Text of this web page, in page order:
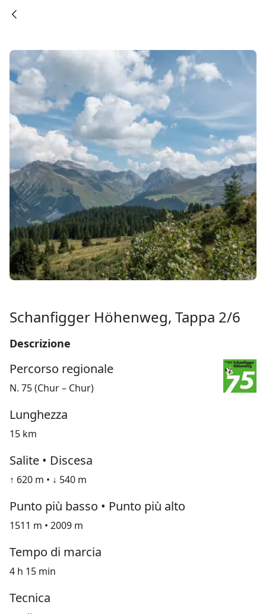
Schanfigger Höhenweg, Tappa 2/6
Descrizione
Percorso regionale
N. 75 (Chur – Chur)
Lunghezza
15 km
Salite • Discesa
↑ 620 m • ↓ 540 m
Punto più basso • Punto più alto
1511 m • 2009 m
Tempo di marcia
4 h 15 min
Tecnica